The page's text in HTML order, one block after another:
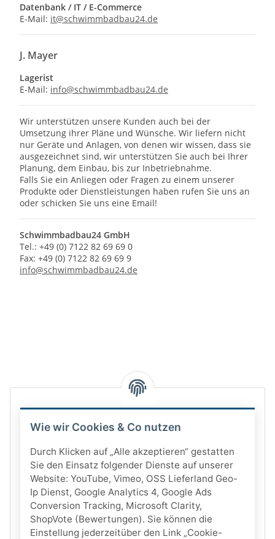
Datenbank / IT / E-Commerce
E-Mail: it@schwimmbadbau24.de
J. Mayer
Lagerist
E-Mail: info@schwimmbadbau24.de
Wir unterstützen unsere Kunden auch bei der
Umsetzung ihrer Pläne und Wünsche. Wir liefern nicht
nur Geräte und Anlagen, von denen wir wissen, dass sie
ausgezeichnet sind, wir unterstützen Sie auch bei Ihrer
Planung, dem Einbau, bis zur Inbetriebnahme.
Falls Sie ein Anliegen oder Fragen zu einem unserer
Produkte oder Dienstleistungen haben rufen Sie uns an
oder schicken Sie uns eine Email!
Schwimmbadbau24 GmbH
Tel.: +49 (0) 7122 82 69 69 0
Fax: +49 (0) 7122 82 69 69 9
info@schwimmbadbau24.de
Wie wir Cookies & Co nutzen
Durch Klicken auf „Alle akzeptieren“ gestatten
Sie den Einsatz folgender Dienste auf unserer
Website: YouTube, Vimeo, OSS Lieferland Geo-
Ip Dienst, Google Analytics 4, Google Ads
Conversion Tracking, Microsoft Clarity,
ShopVote (Bewertungen). Sie können die
Einstellung jederzeitüber den Link „Cookie-